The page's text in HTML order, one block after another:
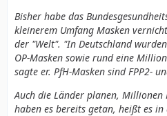
Bisher habe das
kleinerem Umfang Masken
der "Welt". "In Deutschland
OP-Masken sowie rund eine
sagte er. PfH-Masken sind FPP2-
Auch die Länder planen, Millionen
haben es bereits getan, heißt es